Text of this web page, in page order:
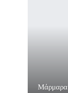
Μάρμαρα